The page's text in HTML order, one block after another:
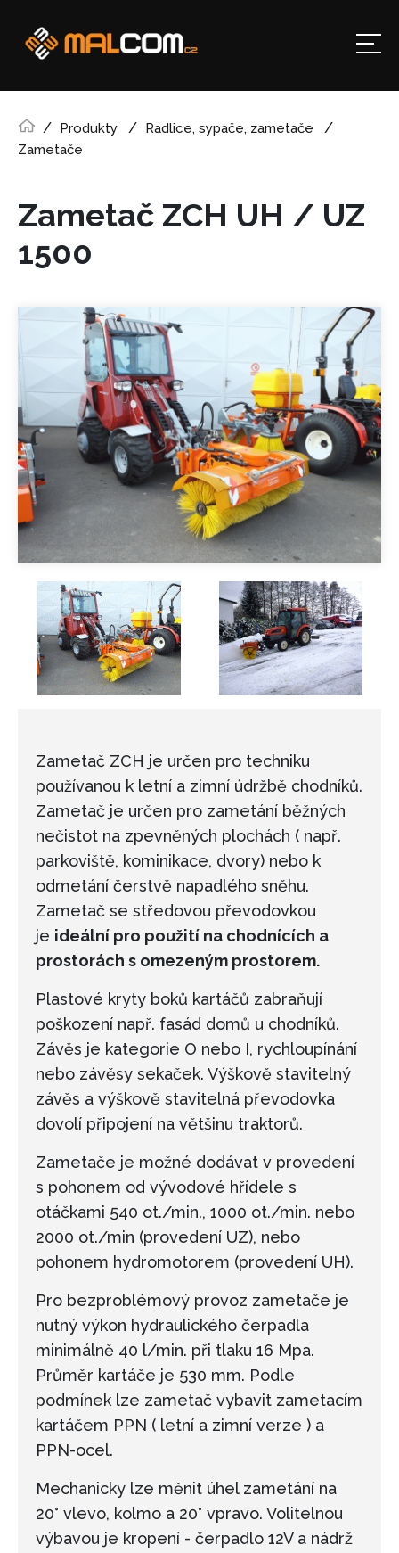
Produkty
Radlice, sypače, zametače
Zametače
Zametač ZCH UH / UZ
1500
Zametač ZCH je určen pro techniku
používanou k letní a zimní údržbě chodníků.
Zametač je určen pro zametání běžných
nečistot na zpevněných plochách ( např.
parkoviště, kominikace, dvory) nebo k
odmetání čerstvě napadlého sněhu.
Zametač se středovou převodovkou
je ideální pro použití na chodnících a
prostorách s omezeným prostorem.
Plastové kryty boků kartáčů zabraňují
poškození např. fasád domů u chodníků.
Závěs je kategorie O nebo I, rychloupínání
nebo závěsy sekaček. Výškově stavitelný
závěs a výškově stavitelná převodovka
dovolí připojení na většinu traktorů.
Zametače je možné dodávat v provedení
s pohonem od vývodové hřídele s
otáčkami 540 ot./min., 1000 ot./min. nebo
2000 ot./min (provedení UZ), nebo
pohonem hydromotorem (provedení UH).
Pro bezproblémový provoz zametače je
nutný výkon hydraulického čerpadla
minimálně 40 l/min. při tlaku 16 Mpa.
Průměr kartáče je 530 mm. Podle
podmínek lze zametač vybavit zametacím
kartáčem PPN ( letní a zimní verze ) a
PPN-ocel.
Mechanicky lze měnit úhel zametání na
20° vlevo, kolmo a 20° vpravo. Volitelnou
výbavou je kropení - čerpadlo 12V a nádrž